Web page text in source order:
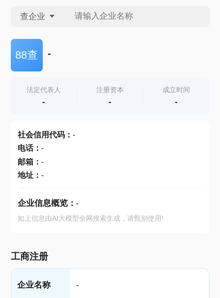
查企业
查企业
查产地
88查 -
法定代表人
-
注册资本
-
成立时间
-
社会信用代码： -
电话： -
邮箱： -
地址： -
企业信息概览： -
如上信息由AI大模型全网搜索生成，请甄别使用!
工商注册
企业名称 -